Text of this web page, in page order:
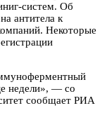
систем. Об
антитела к
Некоторые
недели», — со
сообщает РИА